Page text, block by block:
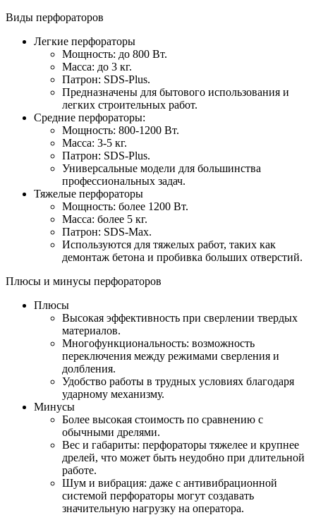
Виды перфораторов
Легкие перфораторы
Мощность: до 800 Вт.
Масса: до 3 кг.
Патрон: SDS-Plus.
Предназначены для бытового использования и
легких строительных работ.
Средние перфораторы:
Мощность: 800-1200 Вт.
Масса: 3-5 кг.
Патрон: SDS-Plus.
Универсальные модели для большинства
профессиональных задач.
Тяжелые перфораторы
Мощность: более 1200 Вт.
Масса: более 5 кг.
Патрон: SDS-Max.
Используются для тяжелых работ, таких как
демонтаж бетона и пробивка больших отверстий.
Плюсы и минусы перфораторов
Плюсы
Высокая эффективность при сверлении твердых
материалов.
Многофункциональность: возможность
переключения между режимами сверления и
долбления.
Удобство работы в трудных условиях благодаря
ударному механизму.
Минусы
Более высокая стоимость по сравнению с
обычными дрелями.
Вес и габариты: перфораторы тяжелее и крупнее
дрелей, что может быть неудобно при длительной
работе.
Шум и вибрация: даже с антивибрационной
системой перфораторы могут создавать
значительную нагрузку на оператора.